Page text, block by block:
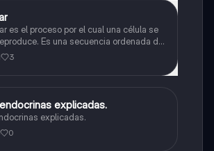
es el proceso por el cual una célula se
Es una secuencia ordenada de
permiten la replicación del material
formación de dos células hijas idénticas
3
explicadas.
explicadas.
0